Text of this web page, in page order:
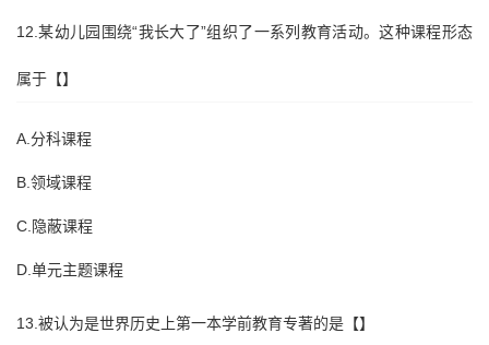
12.某幼儿园围绕“我长大了”组织了一系列教育活动。这种课程形态
属于【】
A.分科课程
B.领域课程
C.隐蔽课程
D.单元主题课程
13.被认为是世界历史上第一本学前教育专著的是【】